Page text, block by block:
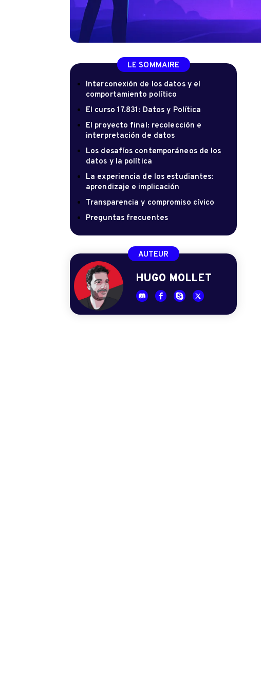
LE SOMMAIRE
Interconexión de los datos y el
comportamiento político
El curso 17.831: Datos y Política
El proyecto final: recolección e
interpretación de datos
Los desafíos contemporáneos de los
datos y la política
La experiencia de los estudiantes:
aprendizaje e implicación
Transparencia y compromiso cívico
Preguntas frecuentes
AUTEUR
HUGO MOLLET